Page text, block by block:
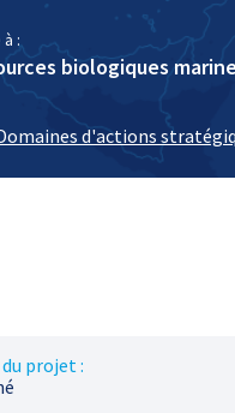
:
biologiques
d'actions
projet :